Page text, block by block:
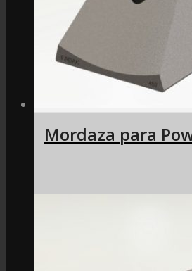
Mordaza para